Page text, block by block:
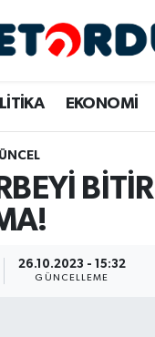
EKONOMİ
26.10.2023 - 15:32
GÜNCELLEME
Durumu ve